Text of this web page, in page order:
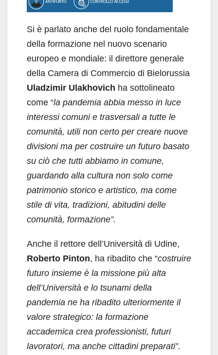
Si è parlato anche del ruolo fondamentale
della formazione nel nuovo scenario
europeo e mondiale: il direttore generale
della Camera di Commercio di Bielorussia
Uladzimir Ulakhovich ha sottolineato
come “la pandemia abbia messo in luce
interessi comuni e trasversali a tutte le
comunità, utili non certo per creare nuove
divisioni ma per costruire un futuro basato
su ciò che tutti abbiamo in comune,
guardando alla cultura non solo come
patrimonio storico e artistico, ma come
stile di vita, tradizioni, abitudini delle
comunità, formazione”.
Anche il rettore dell’Università di Udine,
Roberto Pinton, ha ribadito che “costruire
futuro insieme è la missione più alta
dell’Università e lo tsunami della
pandemia ne ha ribadito ulteriormente il
valore strategico: la formazione
accademica crea professionisti, futuri
lavoratori, ma anche cittadini preparati”.